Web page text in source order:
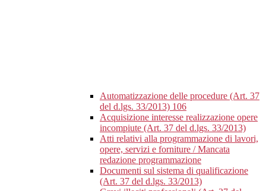
Automatizzazione delle procedure (Art. 37
del d.lgs. 33/2013) 106
Acquisizione interesse realizzazione opere
incompiute (Art. 37 del d.lgs. 33/2013)
Atti relativi alla programmazione di lavori,
opere, servizi e forniture / Mancata
redazione programmazione
Documenti sul sistema di qualificazione
(Art. 37 del d.lgs. 33/2013)